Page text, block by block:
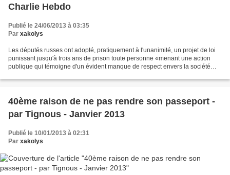
Charlie Hebdo
Publié le 24/06/2013 à 03:35
Par xakolys
Les députés russes ont adopté, pratiquement à l'unanimité, un projet de loi
punissant jusqu'à trois ans de prison toute personne «menant une action
publique qui témoigne d'un évident manque de respect envers la société
40ème raison de ne pas rendre son passeport -
par Tignous - Janvier 2013
Publié le 10/01/2013 à 02:31
Par xakolys